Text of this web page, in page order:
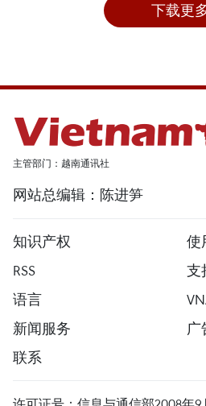
下载更
主管部门：越南通讯社
网站总编辑：陈进笋
知识产权
使
RSS
支
语言
新闻服务
广
联系